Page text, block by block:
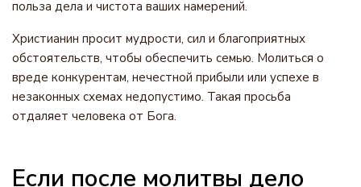
польза дела и чистота ваших намерений.
Христианин просит мудрости, сил и благоприятных
обстоятельств, чтобы обеспечить семью. Молиться о
вреде конкурентам, нечестной прибыли или успехе в
незаконных схемах недопустимо. Такая просьба
отдаляет человека от Бога.
Если после молитвы дело